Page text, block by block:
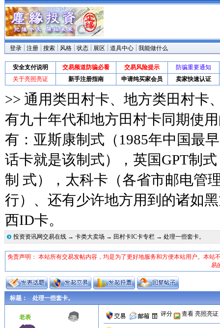
登录 注册 搜索 风格 状态 展区 道具中心 我能做什么
安全支付说明 交易频道防骗必看 交易风险提示
防骗重要通知
关于亮照亮证
新手注册指南 申请纯买家会员 卖家快速认证
>> 通用类田村卡、地方类田村卡
有九十年代和地方田村卡同期使
有：亚斯康制式（1985年中国最
话卡就是该制式），英国GPT制
制 式），太科卡（各省市邮电管
行）、还有少许地方用到的诸如
西ID卡。
投资资讯网交易在线→ 卡类大卖场→ 田村卡IC卡专栏→ 处理一些套卡。
免责声明： 本站所有交易发帖内容，均是为了更好地服务和方便本站用户。本
易
标题： 处理一些套卡。
老表 评分 查看 亮照亮证